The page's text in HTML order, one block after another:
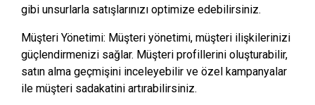
gibi unsurlarla satışlarınızı optimize edebilirsiniz.
Müşteri Yönetimi: Müşteri yönetimi, müşteri ilişkilerinizi
güçlendirmenizi sağlar. Müşteri profillerini oluşturabilir,
satın alma geçmişini inceleyebilir ve özel kampanyalar
ile müşteri sadakatini artırabilirsiniz.